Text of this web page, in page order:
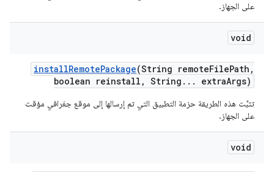
على الجهاز.
void
installRemotePackage(String remoteFilePath ,
boolean reinstall , String . . . extraArgs)
تثبِّت هذه الطريقة حزمة التطبيق التي تم إرسالها إلى موقع جغرافي مؤقت
على الجهاز.
void